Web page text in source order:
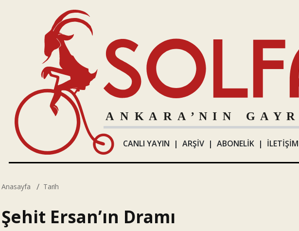
CANLI YAYIN |ARŞİV |ABONELİK | İLETİŞİM
Anasayfa Tarih
Şehit Ersan’ın Dramı